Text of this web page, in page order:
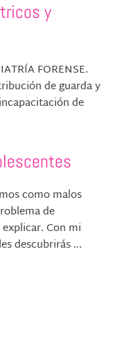
y
FORENSE.
de guarda y
de
como malos
de
Con mi
descubrirás ...